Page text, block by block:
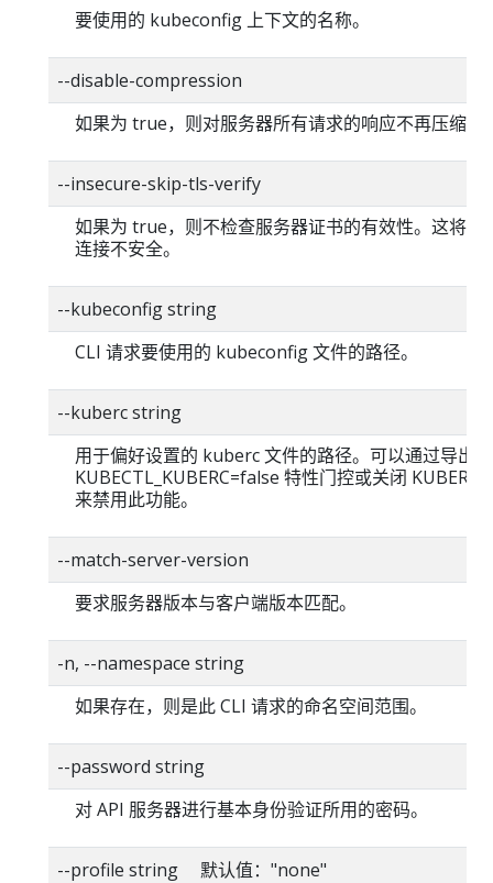
要使用的 kubeconfig 上下文的名称。
--disable-compression
如果为 true，则对服务器所有请求的响应不再压缩。
--insecure-skip-tls-verify
如果为 true，则不检查服务器证书的有效性。这将使
连接不安全。
--kubeconfig string
CLI 请求要使用的 kubeconfig 文件的路径。
--kuberc string
用于偏好设置的 kuberc 文件的路径。可以通过导出
KUBECTL_KUBERC=false 特性门控或关闭
来禁用此功能。
--match-server-version
要求服务器版本与客户端版本匹配。
-n, --namespace string
如果存在，则是此 CLI 请求的命名空间范围。
--password string
对 API 服务器进行基本身份验证所用的密码。
--profile string 默认值："none"